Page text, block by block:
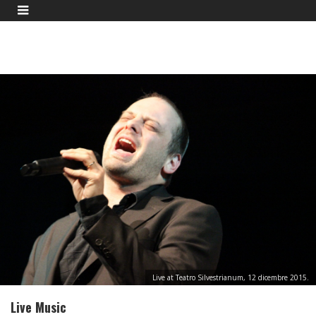
Live at Teatro Silvestrianum, 12 dicembre 2015.
Live Music